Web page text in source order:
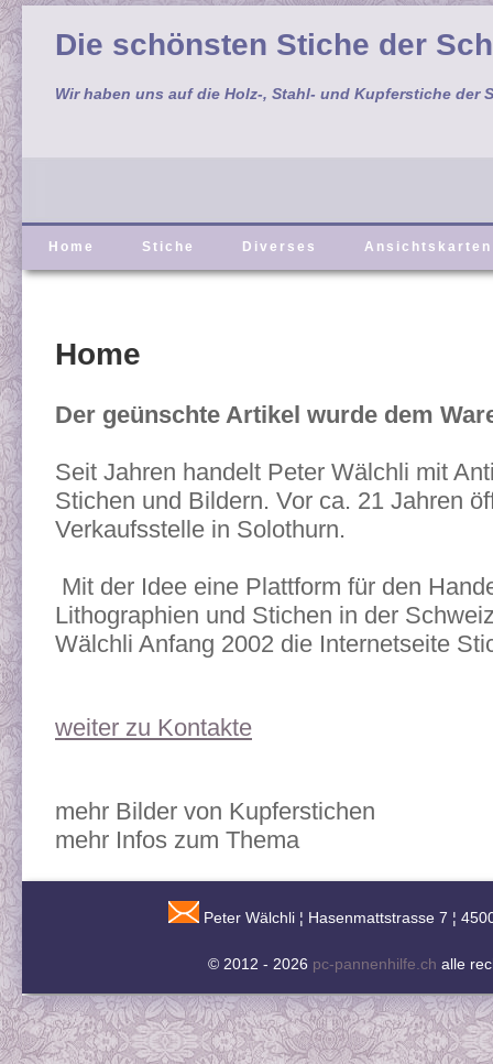
Die schönsten Stiche der
Wir haben uns auf die Holz-, Stahl- und Kupferstiche der
Home Stiche Diverses Ansichtskarten
Home
Der geünschte Artikel wurde dem
Seit Jahren handelt Peter Wälchli mit
Stichen und Bildern. Vor ca. 21 Jahren
Verkaufsstelle in Solothurn.
Mit der Idee eine Plattform für den
Lithographien und Stichen in der
Wälchli Anfang 2002 die Internetseite
weiter zu Kontakte
mehr Bilder von Kupferstichen
mehr Infos zum Thema
Peter Wälchli ¦ Hasenmattstrasse 7 ¦
© 2012 - 2026 pc-pannenhilfe.ch alle